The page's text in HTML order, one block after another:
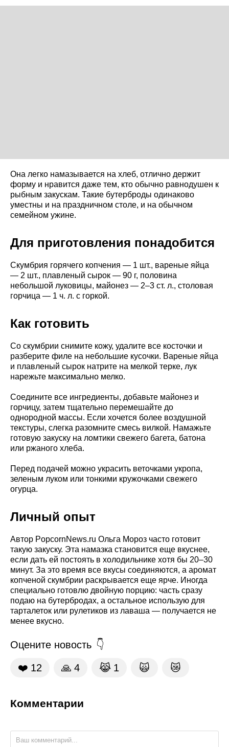
Она легко намазывается на хлеб, отлично держит
форму и нравится даже тем, кто обычно равнодушен к
рыбным закускам. Такие бутерброды одинаково
уместны и на праздничном столе, и на обычном
семейном ужине.
Для приготовления понадобится
Скумбрия горячего копчения — 1 шт., вареные яйца
— 2 шт., плавленый сырок — 90 г, половина
небольшой луковицы, майонез — 2–3 ст. л., столовая
горчица — 1 ч. л. с горкой.
Как готовить
Со скумбрии снимите кожу, удалите все косточки и
разберите филе на небольшие кусочки. Вареные яйца
и плавленый сырок натрите на мелкой терке, лук
нарежьте максимально мелко.
Соедините все ингредиенты, добавьте майонез и
горчицу, затем тщательно перемешайте до
однородной массы. Если хочется более воздушной
текстуры, слегка разомните смесь вилкой. Намажьте
готовую закуску на ломтики свежего багета, батона
или ржаного хлеба.
Перед подачей можно украсить веточками укропа,
зеленым луком или тонкими кружочками свежего
огурца.
Личный опыт
Автор PopcornNews.ru Ольга Мороз часто готовит
такую закуску. Эта намазка становится еще вкуснее,
если дать ей постоять в холодильнике хотя бы 20–30
минут. За это время все вкусы соединяются, а аромат
копченой скумбрии раскрывается еще ярче. Иногда
специально готовлю двойную порцию: часть сразу
подаю на бутербродах, а остальное использую для
тарталеток или рулетиков из лаваша — получается не
менее вкусно.
Оцените новость
❤️ 12 🙏 4 😹 1 🙀 😿
Комментарии